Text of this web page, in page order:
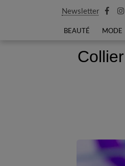
Newsletter
BEAUTÉ MODE